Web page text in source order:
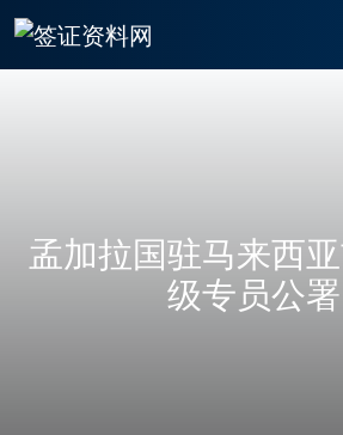
孟加拉国驻马来西
级专员公署